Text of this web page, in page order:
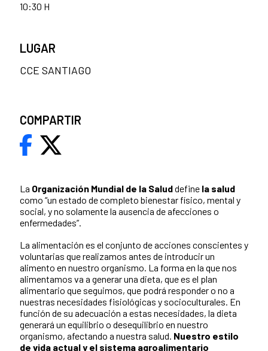
La Organización Mundial de la Saluddefine la salud
como “un estado de completo bienestar físico, mental y
social, y no solamente la ausencia de afecciones o
enfermedades”.
La alimentación es el conjunto de acciones conscientes y
voluntarias que realizamos antes de introducir un
alimento en nuestro organismo. La forma en la que nos
alimentamos va a generar una dieta, que es el plan
alimentario que seguimos, que podrá responder o no a
nuestras necesidades fisiológicas y socioculturales. En
función de su adecuación a estas necesidades, la dieta
generará un equilibrio o desequilibrio en nuestro
organismo, afectando a nuestra salud. Nuestro estilo
de vida actual y el sistema agroalimentario
10:30 H
LUGAR
CCE SANTIAGO
COMPARTIR